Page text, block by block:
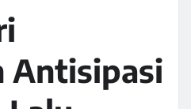
Antisipasi